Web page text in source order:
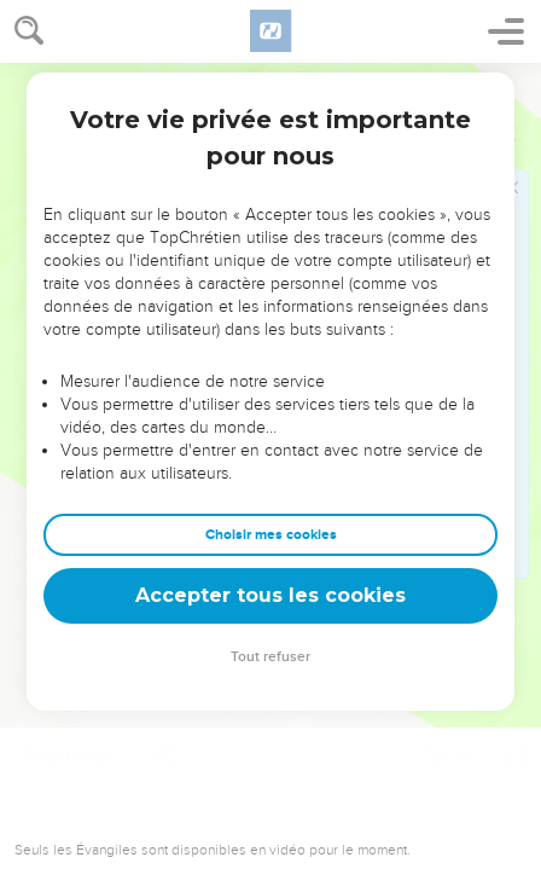
NE MANQUEZ PAS L’ÉVÉNEMENT
DE L’ANNÉE !
ET SI LEURS ERREURS POUVAIENT VOUS ÉVITER LES
VOTRES ?
leur foi ou leur vision. Mais on voit moins les doutes, les erreurs
et les saisons difficiles qu'ils ont traversés, alors même que ce
sont elles qui les ont façonnés.
Dans cette conférence, leaders, entrepreneurs, et responsables
clés pour avancer avec plus de sagesse afin que leurs erreurs
deviennent vos tremplins. Que vous guidiez un ministère, une
équipe, un groupe ou une famille, leur expérience est faite
Seuls les Évangiles sont disponibles en vidéo pour le moment.
Votre vie privée est importante
pour nous
En cliquant sur le bouton « Accepter tous les cookies », vous
acceptez que TopChrétien utilise des traceurs (comme des
cookies ou l'identifiant unique de votre compte utilisateur) et
traite vos données à caractère personnel (comme vos
données de navigation et les informations renseignées dans
votre compte utilisateur) dans les buts suivants :
Mesurer l'audience de notre service
Vous permettre d'utiliser des services tiers tels que de la
vidéo, des cartes du monde…
Vous permettre d'entrer en contact avec notre service de
relation aux utilisateurs.
Choisir mes cookies
Accepter tous les cookies
Tout refuser